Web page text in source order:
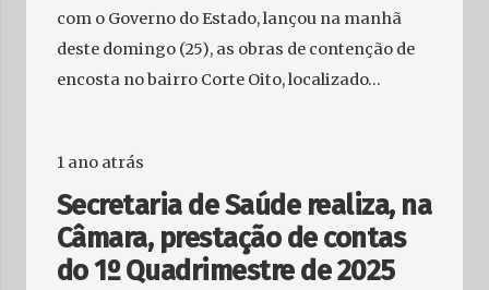
com o Governo do Estado, lançou na manhã
deste domingo (25), as obras de contenção de
encosta no bairro Corte Oito, localizado…
1 ano atrás
Secretaria de Saúde realiza, na
Câmara, prestação de contas
do 1º Quadrimestre de 2025